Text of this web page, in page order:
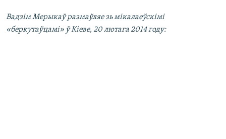
Вадзім Мерыкаў размаўляе зь мікалаеўскімі
«беркутаўцамі» ў Кіеве, 20 лютага 2014 году: